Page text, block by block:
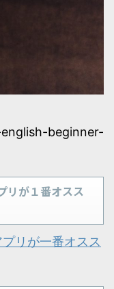
beginner-
リが１番オスス
リが一番オスス